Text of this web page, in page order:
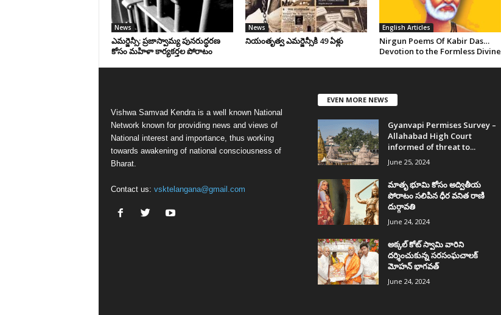
News
ఎమర్జెన్సీ: ప్రజాస్వామ్య పునరుద్ధరణ
కోసం మహిళా కార్యకర్తల పోరాటం
News
నియంతృత్వ ఎమర్జెన్సీకి 49 ఏళ్లు
English Articles
Nirgun Poems Of Kabir Das…
Devotion to the Formless Divine
Vishwa Samvad Kendra is a well known National
Network known for providing news and views of
National interest and importance, thus working
towards awakening of national consciousness of
Bharat.
Contact us: vsktelangana@gmail.com
EVEN MORE NEWS
Gyanvapi Permises Survey –
Allahabad High Court
informed of threat to...
June 25, 2024
మాతృ భూమి కోసం అద్వితీయ
పోరాటం సలిపిన ధీర వనిత రాణి
దుర్గావతి
June 24, 2024
అక్కల్‌ కోట్‌ స్వామి వారిని
దర్శించుకున్న సరసంఘచాలక్
మోహన్ భాగవత్
June 24, 2024